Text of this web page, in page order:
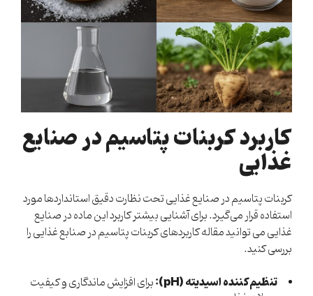
کاربرد کربنات پتاسیم در صنایع
غذایی
کربنات پتاسیم در صنایع غذایی تحت نظارت دقیق استانداردها مورد
استفاده قرار می‌گیرد. برای آشنایی بیشتر کاربرد این ماده در صنایع
غذایی می توانید مقالهکاربردهای کربنات پتاسیم در صنابع غذاییرا
بررسی کنید.
تنظیم‌کننده اسیدیته (pH):
برای افزایش ماندگاری و کیفیت